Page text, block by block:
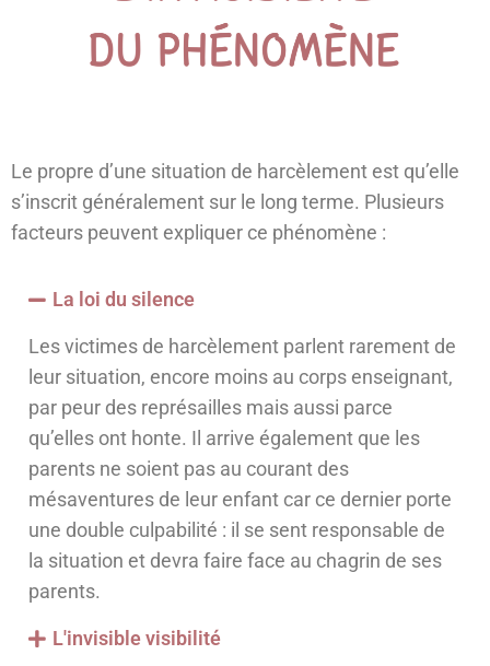
Le propre d’une situation de harcèlement est qu’elle
s’inscrit généralement sur le long terme. Plusieurs
facteurs peuvent expliquer ce phénomène :
La loi du silence
Les victimes de harcèlement parlent rarement de
leur situation, encore moins au corps enseignant,
par peur des représailles mais aussi parce
qu’elles ont honte. Il arrive également que les
parents ne soient pas au courant des
mésaventures de leur enfant car ce dernier porte
une double culpabilité : il se sent responsable de
la situation et devra faire face au chagrin de ses
parents.
L'invisible visibilité